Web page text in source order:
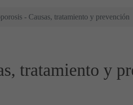
- Causas, tratamiento y prevención
tratamiento y